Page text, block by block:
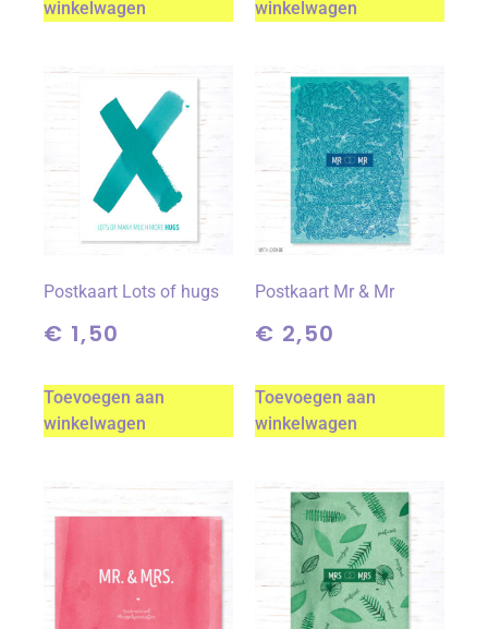
winkelwagen
winkelwagen
Postkaart Lots of hugs
€ 1,50
Toevoegen aan
winkelwagen
Postkaart Mr & Mr
€ 2,50
Toevoegen aan
winkelwagen